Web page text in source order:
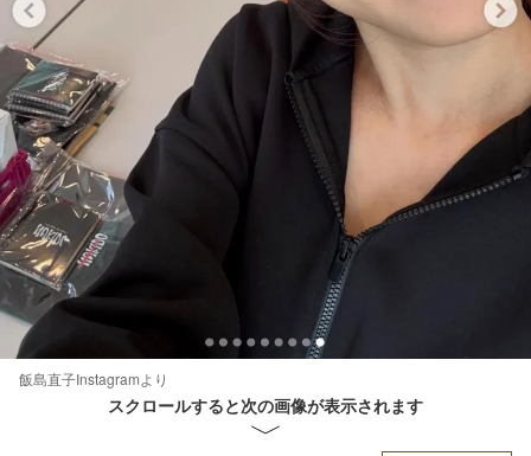
飯島直子Instagramより
スクロールすると次の画像が表示されます